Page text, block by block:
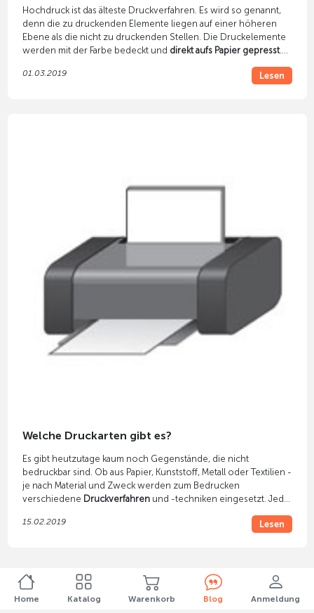
Hochdruck ist das älteste Druckverfahren. Es wird so genannt,
denn die zu druckenden Elemente liegen auf einer höheren
Ebene als die nicht zu druckenden Stellen. Die Druckelemente
werden mit der Farbe bedeckt und direkt aufs Papier gepresst.
01.03.2019
Lesen
Welche Druckarten gibt es?
Es gibt heutzutage kaum noch Gegenstände, die nicht
bedruckbar sind. Ob aus Papier, Kunststoff, Metall oder Textilien -
je nach Material und Zweck werden zum Bedrucken
verschiedene Druckverfahrenund -techniken eingesetzt. Jede
Nachteile.
15.02.2019 Lesen
Home Katalog Warenkorb Blog Anmeldung